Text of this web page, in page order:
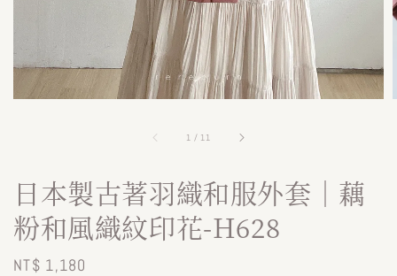
1 / 11
日本製古著羽織和服外套｜藕
粉和風織紋印花-H628
Regular
NT$ 1,180